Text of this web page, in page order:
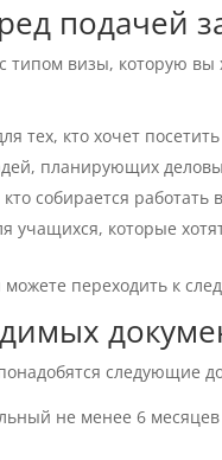
подачей
типом визы, которую вы
тех, кто хочет
планирующих
собирается работать
учащихся, которые
переходить к
следующие
не менее 6